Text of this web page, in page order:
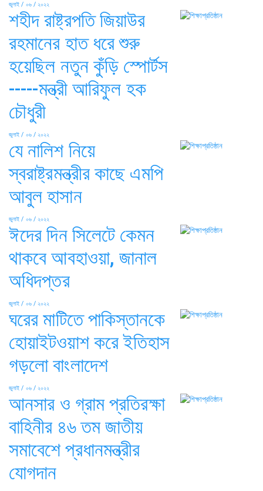
জুলাই / ০৬ / ২০২২
শহীদ রাষ্ট্রপতি জিয়াউর
রহমানের হাত ধরে শুরু
হয়েছিল নতুন কুঁড়ি স্পোর্টস
-----মন্ত্রী আরিফুল হক
চৌধুরী
জুলাই / ০৬ / ২০২২
যে নালিশ নিয়ে
স্বরাষ্ট্রমন্ত্রীর কাছে এমপি
আবুল হাসান
জুলাই / ০৬ / ২০২২
ঈদের দিন সিলেটে কেমন
থাকবে আবহাওয়া, জানাল
অধিদপ্তর
জুলাই / ০৬ / ২০২২
ঘরের মাটিতে পাকিস্তানকে
হোয়াইটওয়াশ করে ইতিহাস
গড়লো বাংলাদেশ
জুলাই / ০৬ / ২০২২
আনসার ও গ্রাম প্রতিরক্ষা
বাহিনীর ৪৬ তম জাতীয়
সমাবেশে প্রধানমন্ত্রীর
যোগদান